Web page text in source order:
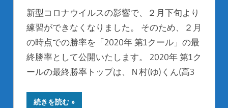
新型コロナウイルスの影響で、２月下旬より
練習ができなくなりました。 そのため、２月
の時点での勝率を「2020年 第1クール」の最
終勝率として公開いたします。 2020年 第1ク
ールの最終勝率トップは、Ｎ村(ゆ)くん(高3
続きを読む